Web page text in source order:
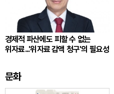
경제적 파산에도 피할 수 없는
위자료...'위자료 감액 청구'의 필요성
문화